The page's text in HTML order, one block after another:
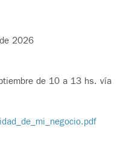
2026
de 10 a 13 hs. vía